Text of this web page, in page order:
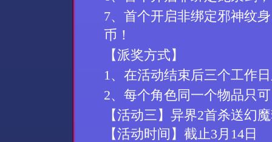
7、首个开启非绑定邪神纹
币！
【派奖方式】
1、在活动结束后三个工作
2、每个角色同一个物品只
【活动三】 异界2首杀送幻
【活动时间】 截止3 月 14日